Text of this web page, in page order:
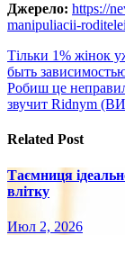
Джерело: https://
manipuliacii-
Навигация
по
записям
Тільки 1% жінок
быть
Робиш це
звучит Ridnym
Related Post
Таємниця
влітку
Июл 2, 2026